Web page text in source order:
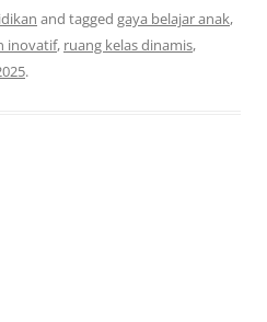
and tagged gaya belajar anak,
inovatif, ruang kelas dinamis,
.